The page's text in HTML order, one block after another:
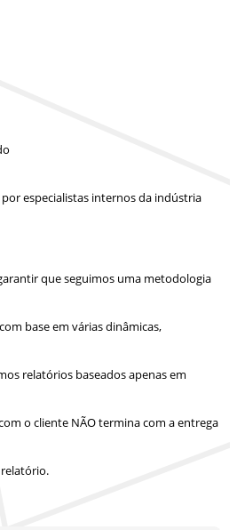
especialistas internos da indústria
que seguimos uma metodologia
base em várias dinâmicas,
relatórios baseados apenas em
o cliente NÃO termina com a entrega